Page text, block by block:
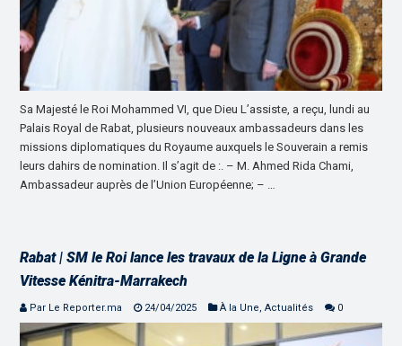
Sa Majesté le Roi Mohammed VI, que Dieu L’assiste, a reçu, lundi au
Palais Royal de Rabat, plusieurs nouveaux ambassadeurs dans les
missions diplomatiques du Royaume auxquels le Souverain a remis
leurs dahirs de nomination. Il s’agit de :. – M. Ahmed Rida Chami,
Ambassadeur auprès de l’Union Européenne; – …
Rabat | SM le Roi lance les travaux de la Ligne à Grande
Vitesse Kénitra-Marrakech
Par Le Reporter.ma 24/04/2025 À la Une,Actualités 0